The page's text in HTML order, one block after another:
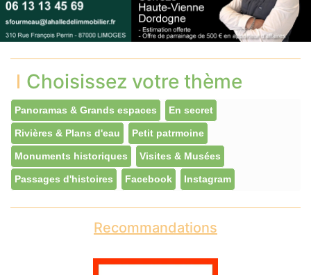
Choisissez votre thème
Panoramas & Grands espaces En secret
Rivières & Plans d'eau Petit patrmoine
Monuments historiques Visites & Musées
Passages d'histoires Facebook Instagram
Recommandations